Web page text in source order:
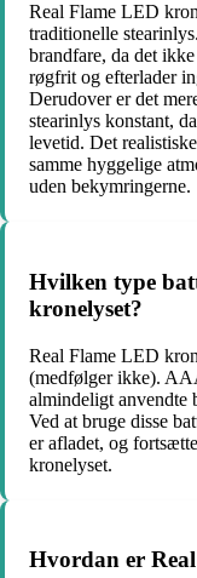
Real Flame LED
traditionelle
brandfare, da det
røgfrit og efterlader
Derudover er det
stearinlys konstant,
levetid. Det
samme hyggelige
uden bekymringerne.
Hvilken type
kronelyset?
Real Flame LED
(medfølger ikke).
almindeligt anvendte
Ved at bruge disse
er afladet, og
kronelyset.
Hvordan er